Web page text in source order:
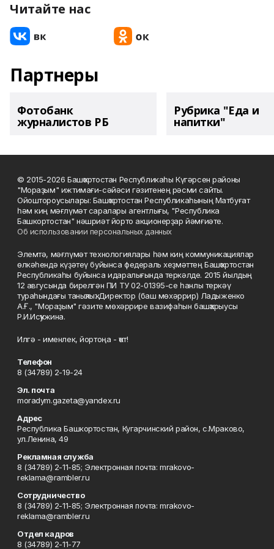
Читайте нас
Партнеры
Фотобанк
журналистов РБ
Рубрика "Еда и
напитки"
© 2015-2026 Башҡортостан Республикаһы Күгәрсен районы
"Мораҙым" ижтимағи-сәйәси гәзитенең рәсми сайты.
Ойоштороусылары: Башҡортостан Республикаһының Матбуғат
һәм киң мәғлүмәт саралары агентлығы, "Республика
Башкортостан" нәшриәт йорто акционерҙар йәмғиәте.
Об использовании персональных данных
Элемтә, мәғлүмәт технологиялары һәм киң коммуникациялар
өлкәһендә күҙәтеү буйынса федераль хеҙмәттең Башҡортостан
Республикаһы буйынса идаралығында теркәлде. 2015 йылдың
12 авгусында бирелгән ПИ ТУ 02-01395-се һанлы теркәү
тураһындағы таныҡлыҡ. Директор (баш мөхәррир) Ладыженко
А.Ғ., "Мораҙым" гәзите мөхәррире вазифаһын башҡарыусы
Р.И.Исҡужина.
Илгә - именлек, йортоңа - ҡот!
Телефон
8 (34789) 2-19-24
Эл. почта
moradym.gazeta@yandex.ru
Адрес
Республика Башкортостан, Кугарчинский район, с.Мраково,
ул.Ленина, 49
Рекламная служба
8 (34789) 2-11-85; Электронная почта: mrakovo-
reklama@rambler.ru
Сотрудничество
8 (34789) 2-11-85; Электронная почта: mrakovo-
reklama@rambler.ru
Отдел кадров
8 (34789) 2-11-77